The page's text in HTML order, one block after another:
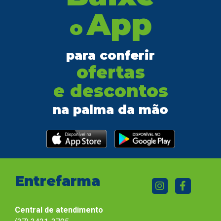
oApp
para conferir
ofertas
e descontos
na palma da mão
Entrefarma
Central de atendimento